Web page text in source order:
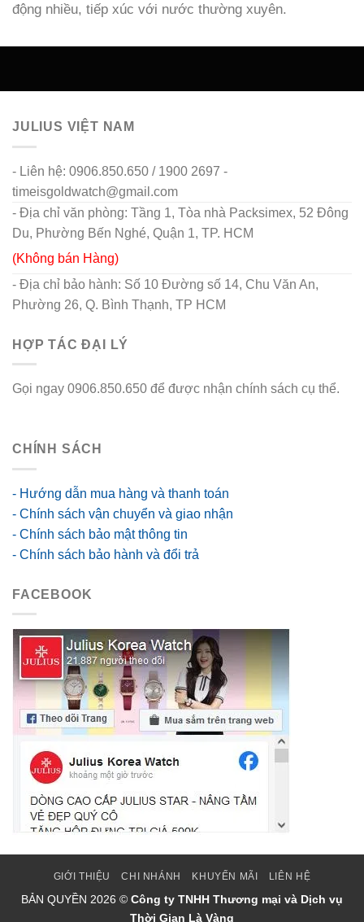
động nhiều, tiếp xúc với nước thường xuyên.
JULIUS VIỆT NAM
- Liên hệ: 0906.850.650 / 1900 2697 -
timeisgoldwatch@gmail.com
- Địa chỉ văn phòng: Tầng 1, Tòa nhà Packsimex, 52 Đông
Du, Phường Bến Nghé, Quận 1, TP. HCM
(Không bán Hàng)
- Địa chỉ bảo hành: Số 10 Đường số 14, Chu Văn An,
Phường 26, Q. Bình Thạnh, TP HCM
HỢP TÁC ĐẠI LÝ
Gọi ngay 0906.850.650 để được nhận chính sách cụ thể.
CHÍNH SÁCH
- Hướng dẫn mua hàng và thanh toán
- Chính sách vận chuyển và giao nhận
- Chính sách bảo mật thông tin
- Chính sách bảo hành và đổi trả
FACEBOOK
GIỚI THIỆU CHI NHÁNH KHUYẾN MÃI LIÊN HỆ
BẢN QUYỀN 2026 © Công ty TNHH Thương mại và Dịch vụ
Thời Gian Là Vàng